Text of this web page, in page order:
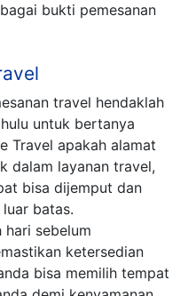
bukti pemesanan
travel hendaklah
untuk bertanya
Travel apakah alamat
dalam layanan travel,
bisa dijemput dan
batas.
hari sebelum
ketersedian
bisa memilih tempat